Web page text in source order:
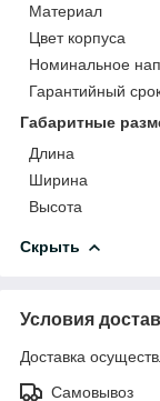
Материал
Цвет корпуса
Номинальное
Гарантийный
Габаритные
Длина
Ширина
Высота
Скрыть
Условия
Доставка
Самовывоз